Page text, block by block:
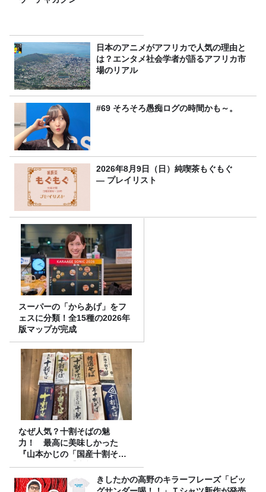
日本のアニメがアフリカで人気の理由と
は？エンタメ社会学者が語るアフリカ市
場のリアル
#69 そろそろ愚痴ログの時間かも～。
2026年8月9日（日）純喫茶もぐもぐ
― プレイリスト
スーパーの「からあげ」をフ
ェスに分類！全15種の2026年
版マップが完成
なぜ人気？十割そばの魅
力！ 最高に美味しかった
『山本かじの「国産十割そ
ば」』とは？【十割そば10種
食べ比べ】
きしたかの高野のキラーフレーズ「ビッ